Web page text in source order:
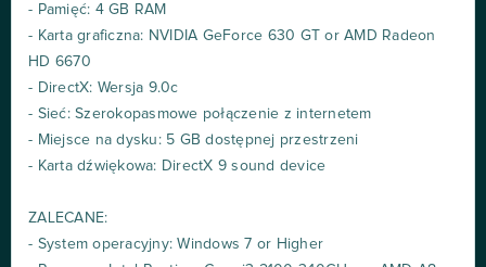
- Pamięć: 4 GB RAM
- Karta graficzna: NVIDIA GeForce 630 GT or AMD Radeon
HD 6670
- DirectX: Wersja 9.0c
- Sieć: Szerokopasmowe połączenie z internetem
- Miejsce na dysku: 5 GB dostępnej przestrzeni
- Karta dźwiękowa: DirectX 9 sound device
ZALECANE:
- System operacyjny: Windows 7 or Higher